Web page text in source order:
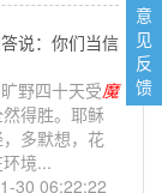
说：你们当信
野四十天受魔
得胜。耶稣
多默想，花
境...
30 06:22:22
意
见
反
馈